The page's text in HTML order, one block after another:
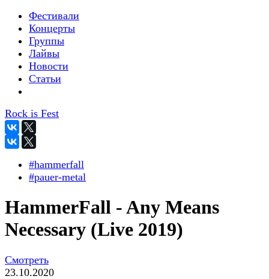
Фестивали
Концерты
Группы
Лайвы
Новости
Статьи
Rock is Fest
#hammerfall
#pauer-metal
HammerFall - Any Means
Necessary (Live 2019)
Смотреть
23.10.2020